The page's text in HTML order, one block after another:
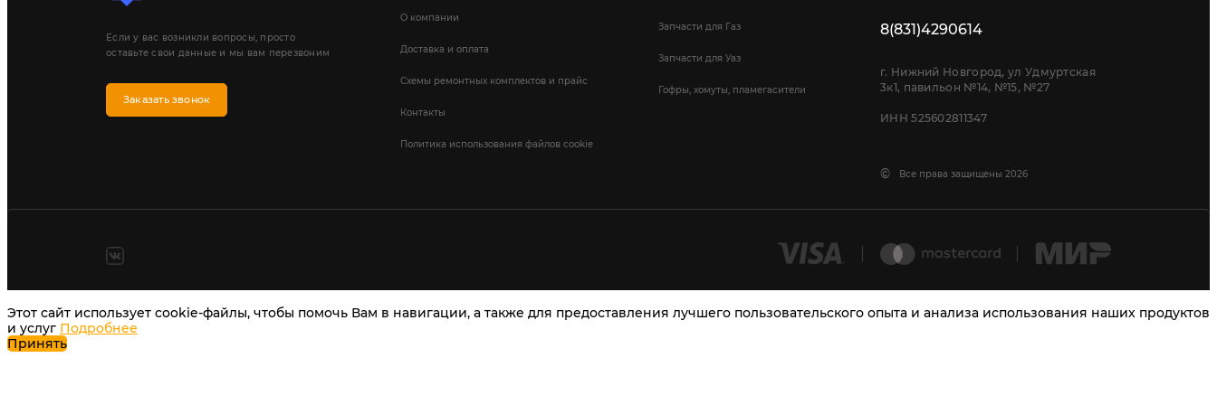
Если у вас возникли вопросы, просто
оставьте свои данные и мы вам перезвоним
Заказать звонок
О компании
Доставка и оплата
Схемы ремонтных комплектов и прайс
Контакты
Политика использования файлов cookie
Запчасти для Газ
Запчасти для Уаз
Гофры, хомуты, пламегасители
8(831)4290614
г. Нижний Новгород, ул Удмуртская
3к1, павильон №14, №15, №27
ИНН 525602811347
© Все права защищены 2026
Этот сайт использует cookie-файлы, чтобы помочь Вам в навигации, а также для предоставления лучшего пользовательского опыта и анализа использования наших продуктов
и услуг Подробнее
Принять